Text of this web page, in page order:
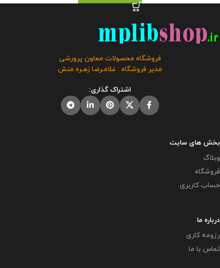
فروشگاه محصولات معاون پرورشی
مدیر فروشگاه : غلامـرضا زهـره منش
اشتراک گذاری:
بخش های سایت
وبلاگ
فروشگاه
حساب کاربری
درباره ما
رزومه کاری
تماس با ما